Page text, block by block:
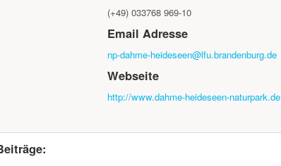
(+49) 033768 969-10
Email Adresse
np-dahme-heideseen@lfu.brandenburg.de
Webseite
http://www.dahme-heideseen-naturpark.de